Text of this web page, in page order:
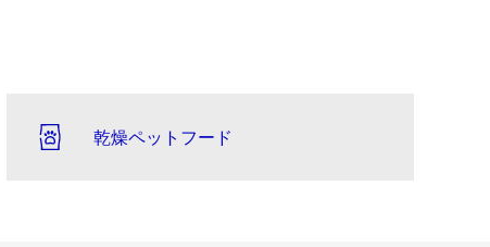
乾燥ペットフード